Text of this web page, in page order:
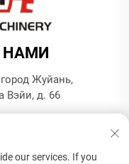
НАМИ
Жуйань,
Вэйи, д. 66
our services. If you